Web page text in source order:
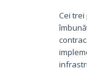
Cei